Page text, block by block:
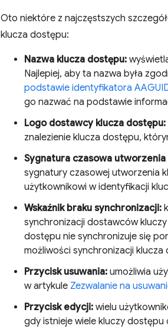
Oto niektóre z najczęstszych
klucza dostępu:
Nazwa klucza dostępu:
Najlepiej, aby ta nazwa była
podstawie identyfikatora
go nazwać na podstawie
Logo dostawcy klucza dostępu:
znalezienie klucza dostępu,
Sygnatura czasowa
sygnatury czasowej utworzenia
użytkownikowi w identyfikacji
Wskaźnik braku synchronizacji:
synchronizacji dostawców
dostępu nie synchronizuje się
możliwości synchronizacji
Przycisk usuwania: umożliwia
w artykule Zezwalanie na
Przycisk edycji: wielu
gdy istnieje wiele kluczy